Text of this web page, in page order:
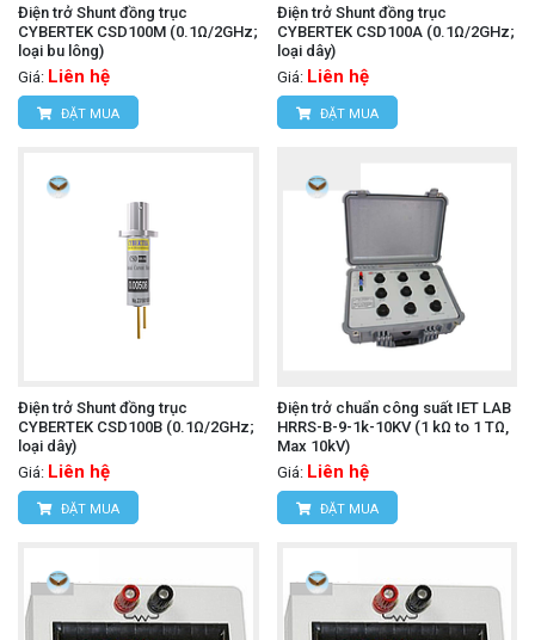
Điện trở Shunt đồng trục
CYBERTEK CSD100M (0.1Ω/2GHz;
loại bu lông)
Giá: Liên hệ
ĐẶT MUA
Điện trở Shunt đồng trục
CYBERTEK CSD100A (0.1Ω/2GHz;
loại dây)
Giá: Liên hệ
ĐẶT MUA
Điện trở Shunt đồng trục
CYBERTEK CSD100B (0.1Ω/2GHz;
loại dây)
Giá: Liên hệ
ĐẶT MUA
Điện trở chuẩn công suất IET LAB
HRRS-B-9-1k-10KV (1 kΩ to 1 TΩ,
Max 10kV)
Giá: Liên hệ
ĐẶT MUA